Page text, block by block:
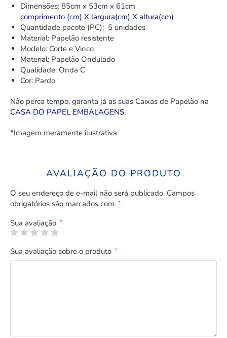
Dimensões: 85cm x 53cm x 61cm
comprimento (cm) X largura(cm) X altura(cm)
Quantidade pacote (PC): 5 unidades
Material: Papelão resistente
Modelo: Corte e Vinco
Material: Papelão Ondulado
Qualidade: Onda C
Cor: Pardo
Não perca tempo, garanta já as suas Caixas de Papelão na
CASA DO PAPEL EMBALAGENS.
*Imagem meramente ilustrativa
AVALIAÇÃO DO PRODUTO
O seu endereço de e-mail não será publicado. Campos
obrigatórios são marcados com *
Sua avaliação *
Sua avaliação sobre o produto *